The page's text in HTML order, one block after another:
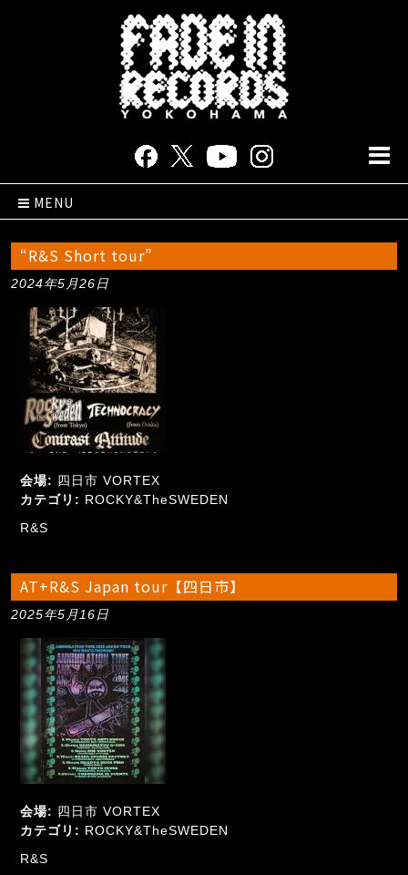
MENU
“R&S Short tour”
2024年5月26日
会場: 四日市 VORTEX
カテゴリ: ROCKY&TheSWEDEN
R&S
AT+R&S Japan tour【四日市】
2025年5月16日
会場: 四日市 VORTEX
カテゴリ: ROCKY&TheSWEDEN
R&S